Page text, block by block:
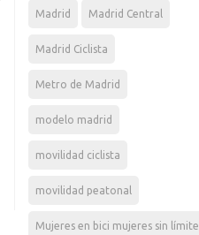
Madrid Madrid Central
Madrid Ciclista
Metro de Madrid
modelo madrid
movilidad ciclista
movilidad peatonal
Mujeres en bici mujeres sin límite